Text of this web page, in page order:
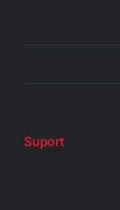
Suport